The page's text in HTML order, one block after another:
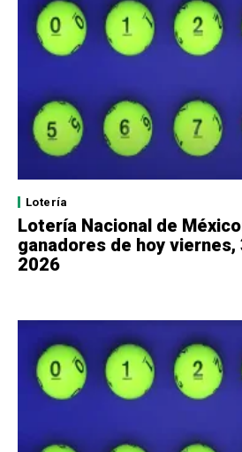
Lotería
Lotería Nacional de
ganadores de hoy viernes,
2026